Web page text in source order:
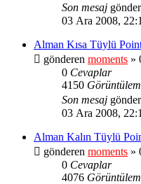
Son mesaj
03 Ara 2008,
Alman Kısa Tüylü
gönderen moments »
0 Cevaplar
4150
Son mesaj
03 Ara 2008,
Alman Kalın Tüylü
gönderen moments »
0 Cevaplar
4076